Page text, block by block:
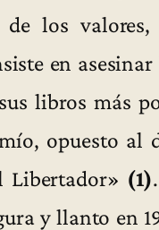
de los
en
libros más
opuesto al
Libertador» (1)
y llanto en